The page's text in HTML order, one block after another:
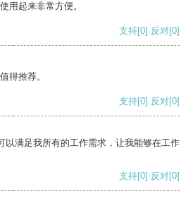
用起来非常方便。
支持[0] 反对[0]
得推荐。
支持[0] 反对[0]
以满足我所有的工作需求，让我能够在工作
支持[0] 反对[0]